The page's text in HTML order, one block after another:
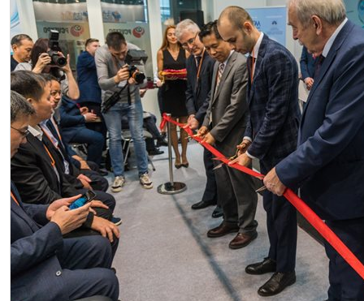
Выставка PCVExpo 2020: значительный успех в
сложной обстановке
26 ноября 2020